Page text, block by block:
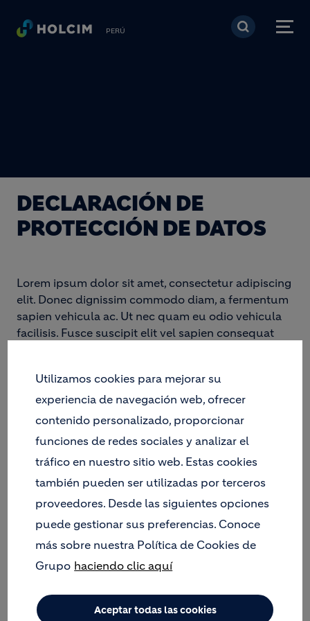
Pasar al contenido
PERÚ
DECLARACIÓN DE
PROTECCIÓN DE DATOS
Lorem ipsum dolor sit amet, consectetur adipiscing
elit. Donec dignissim commodo diam, a fermentum
sapien vehicula ac. Ut nec quam eu odio vehicula
facilisis. Fusce suscipit elit vel sapien consequat
dolor, in faucibus magna purus quis dolor. Morbi
accumsan diam non massa vehicula vestibulum.
Duis tincidunt lorem sit amet venenatis congue.
parturient montes, nascetur ridiculus mus. In
dignissim diam sit amet est venenatis facilisis.
varius risus sodales ipsum blandit, et placerat mi
fermentum. Nullam cursus convallis nulla, eget
volutpat augue interdum sed. Integer placerat nibh
lacus, ut aliquam mi efficitur tincidunt. Sed id
eleifend, risus neque suscipit leo, sit amet tempor
dui mi in velit. Nam porta lorem vitae maximus
Utilizamos cookies para mejorar su
experiencia de navegación web, ofrecer
contenido personalizado, proporcionar
funciones de redes sociales y analizar el
tráfico en nuestro sitio web. Estas cookies
también pueden ser utilizadas por terceros
proveedores. Desde las siguientes opciones
puede gestionar sus preferencias. Conoce
más sobre nuestra Política de Cookies de
Grupo haciendo clic aquí
Aceptar todas las cookies